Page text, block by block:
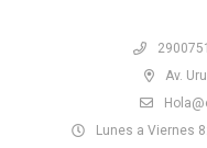
Av.
Lunes a Viernes